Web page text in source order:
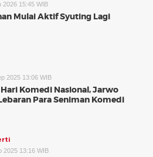
2026 15:45 WIB
Mulai Aktif Syuting Lagi
2025 13:06 WIB
Komedi Nasional, Jarwo
Para Seniman Komedi
2025 13:16 WIB